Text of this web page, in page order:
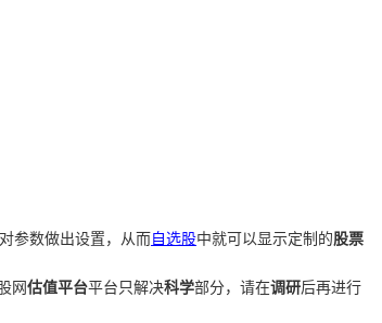
参数做出设置，从而自选股中就可以显示定制的股票
网估值平台平台只解决科学部分，请在调研后再进行